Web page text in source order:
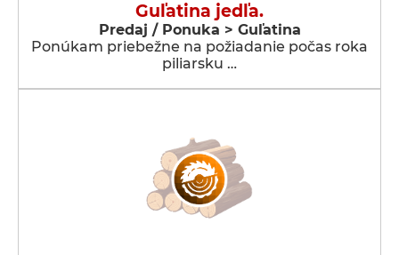
Guľatina jedľa.
Predaj / Ponuka > Guľatina
Ponúkam priebežne na požiadanie počas roka
piliarsku …